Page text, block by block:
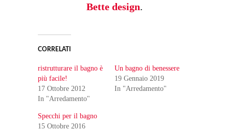
Bette design.
CORRELATI
ristrutturare il bagno è
più facile!
17 Ottobre 2012
In "Arredamento"
Un bagno di benessere
19 Gennaio 2019
In "Arredamento"
Specchi per il bagno
15 Ottobre 2016